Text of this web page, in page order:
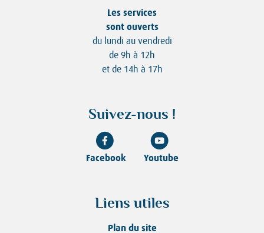
Les services
sont ouverts
du lundi au vendredi
de 9h à 12h
et de 14h à 17h
Suivez-nous !
Facebook Youtube
Liens utiles
Plan du site